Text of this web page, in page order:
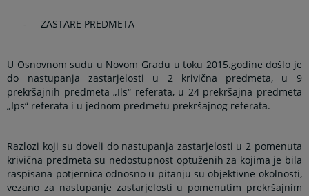
- ZASTARE PREDMETA
U Osnovnom sudu u Novom Gradu u toku 2015.godine došlo je
do nastupanja zastarjelosti u 2 krivična predmeta, u 9
prekršajnih predmeta „Ils“ referata, u 24 prekršajna predmeta
„Ips“ referata i u jednom predmetu prekršajnog referata.
Razlozi koji su doveli do nastupanja zastarjelosti u 2 pomenuta
krivična predmeta su nedostupnost optuženih za kojima je bila
raspisana potjernica odnosno u pitanju su objektivne okolnosti,
vezano za nastupanje zastarjelosti u pomenutim prekršajnim